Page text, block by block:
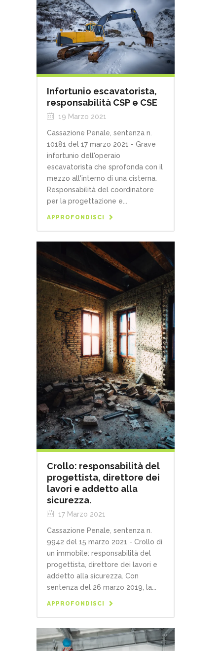
Infortunio escavatorista,
responsabilità CSP e CSE
19 Marzo 2021
Cassazione Penale, sentenza n.
10181 del 17 marzo 2021 - Grave
infortunio dell'operaio
escavatorista che sprofonda con il
mezzo all'interno di una cisterna.
Responsabilità del coordinatore
per la progettazione e...
APPROFONDISCI
Crollo: responsabilità del
progettista, direttore dei
lavori e addetto alla
sicurezza.
17 Marzo 2021
Cassazione Penale, sentenza n.
9942 del 15 marzo 2021 - Crollo di
un immobile: responsabilità del
progettista, direttore dei lavori e
addetto alla sicurezza. Con
sentenza del 26 marzo 2019, la...
APPROFONDISCI